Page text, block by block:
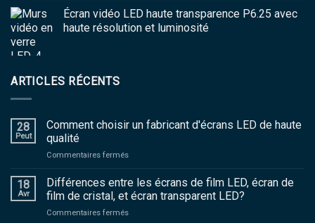
Écran vidéo LED haute transparence P6.25 avec
haute résolution et luminosité
ARTICLES RÉCENTS
28
Peut
Comment choisir un fabricant d'écrans LED de haute
qualité
Commentaires ferméssur
choisir
un
fabricant
d'écrans
18
Avr
Différences entre les écrans de film LED, écran de
film de cristal, et écran transparent LED?
Commentaires ferméssur